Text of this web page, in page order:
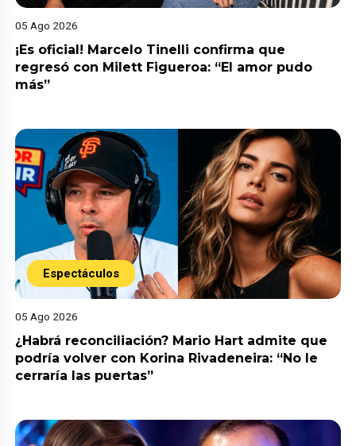
05 Ago 2026
¡Es oficial! Marcelo Tinelli confirma que
regresó con Milett Figueroa: “El amor pudo
más”
Espectáculos
05 Ago 2026
¿Habrá reconciliación? Mario Hart admite que
podría volver con Korina Rivadeneira: “No le
cerraría las puertas”